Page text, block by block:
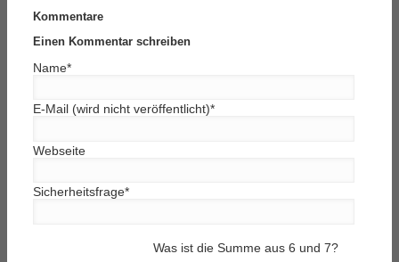
Kommentare
Einen Kommentar schreiben
Name*
E-Mail (wird nicht veröffentlicht)*
Webseite
Sicherheitsfrage*
Was ist die Summe aus 6 und 7?